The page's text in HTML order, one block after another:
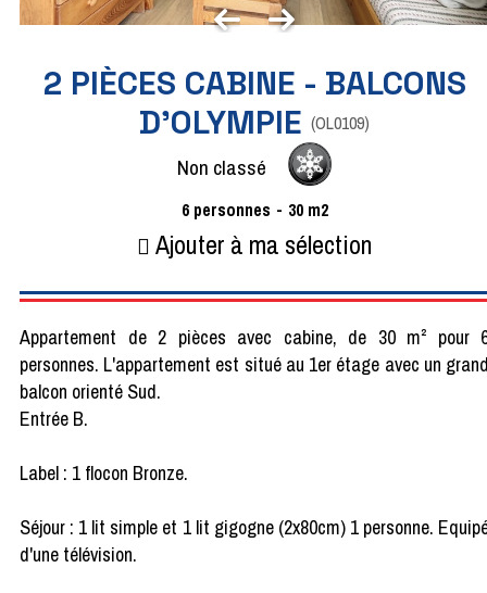
2 PIÈCES CABINE - BALCONS
D'OLYMPIE (OL0109)
Non classé
6 personnes 30 m2
Ajouter à ma sélection
Appartement de 2 pièces avec cabine, de 30 m² pour
personnes. L'appartement est situé au 1er étage avec un
balcon orienté Sud.
Entrée B.
Label : 1 flocon Bronze.
Séjour : 1 lit simple et 1 lit gigogne (2x80cm) 1 personne.
d'une télévision.